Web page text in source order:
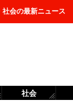
会の最新ニュース
社会